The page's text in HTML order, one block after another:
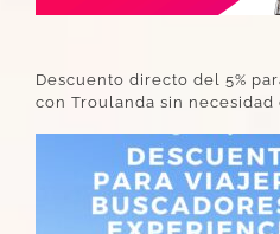
Descuento directo del 5%
con Troulanda sin